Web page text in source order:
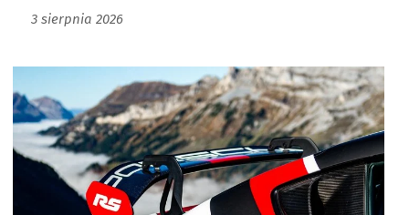
3 sierpnia 2026